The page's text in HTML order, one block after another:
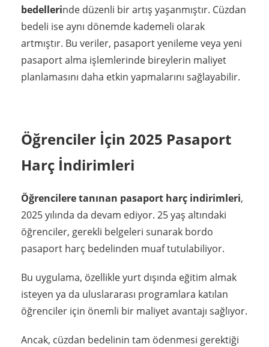
bedellerinde düzenli bir artış yaşanmıştır. Cüzdan
bedeli ise aynı dönemde kademeli olarak
artmıştır. Bu veriler, pasaport yenileme veya yeni
pasaport alma işlemlerinde bireylerin maliyet
planlamasını daha etkin yapmalarını sağlayabilir.
Öğrenciler İçin 2025 Pasaport
Harç İndirimleri
Öğrencilere tanınan pasaport harç indirimleri,
2025 yılında da devam ediyor. 25 yaş altındaki
öğrenciler, gerekli belgeleri sunarak bordo
pasaport harç bedelinden muaf tutulabiliyor.
Bu uygulama, özellikle yurt dışında eğitim almak
isteyen ya da uluslararası programlara katılan
öğrenciler için önemli bir maliyet avantajı sağlıyor.
Ancak, cüzdan bedelinin tam ödenmesi gerektiği